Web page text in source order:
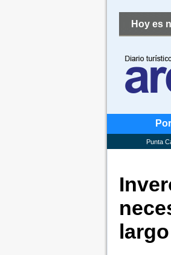
Hoy es
Punta